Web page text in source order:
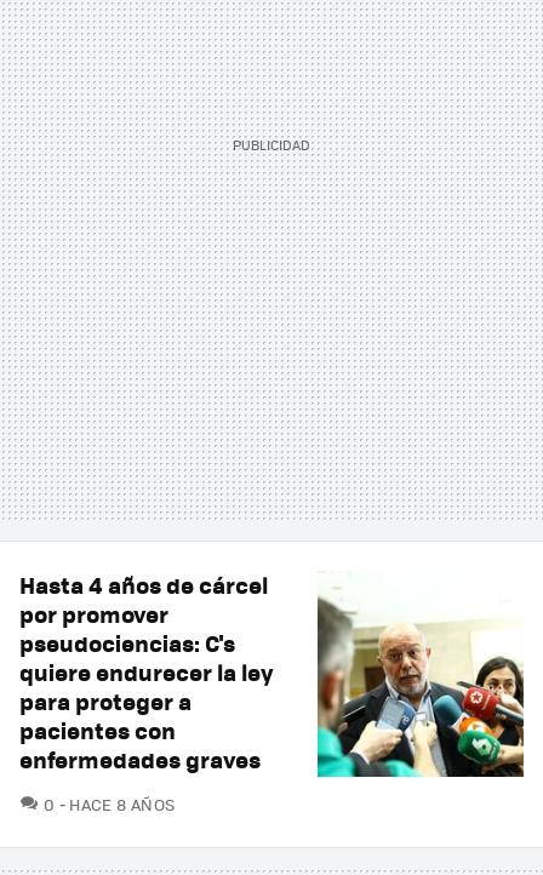
Hasta 4 años de cárcel
por promover
pseudociencias: C's
quiere endurecer la ley
para proteger a
pacientes con
enfermedades graves
0 COMENTARIOS
HACE 8 AÑOS